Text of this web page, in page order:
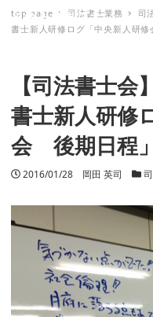
ミナトノキズナ
top page 司法書士業務 司
書士新人研修ログ「中央新人研
【司法書士
書士新人研修
会 後期日程
投稿日
2016/01/28 著者
岡田 英司 カ